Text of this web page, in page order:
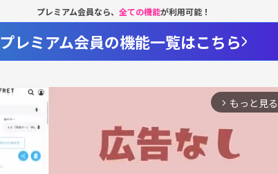
プレミアム会員なら、 全ての機能が利用可能！
プレミアム会員の機能一覧はこちら
arrow_forward_ios もっと見る